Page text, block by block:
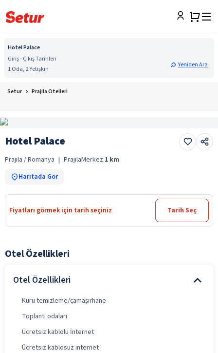
Hotel Palace
Giriş - Çıkış Tarihleri
1 Oda, 2 Yetişkin
Yeniden Ara
Setur Prajila Otelleri
Hotel Palace
Prajila / Romanya | PrajilaMerkez:1 km
Haritada Gör
Fiyatları görmek için tarih seçiniz Tarih Seç
Otel Özellikleri
Otel Özellikleri
Kuru temizleme/çamaşırhane
Toplantı odaları
Ücretsiz kablolu İnternet
Ücretsiz kablosuz internet